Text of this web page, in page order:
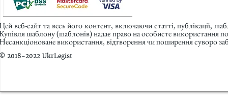
веб-сайт та весь його контент, включаючи статті, публікації,
шаблону (шаблонів) надає право на особисте використання
використання, відтворення чи поширення суворо
2018-2022 UkrLegist